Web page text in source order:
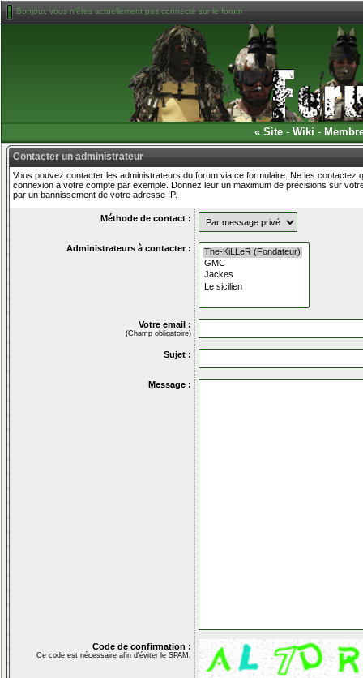
Bonjour, vous n'êtes actuellement pas connecté sur le forum
« Site - Wiki -
Contacter un administrateur
Vous pouvez contacter les administrateurs du forum via ce formulaire. Ne les
connexion à votre compte par exemple. Donnez leur un maximum de précisions sur
par un bannissement de votre adresse IP.
Méthode de contact :
Administrateurs à contacter :
Votre email :
(Champ obligatoire)
Sujet :
Message :
Code de confirmation :
Ce code est nécessaire afin d'éviter le SPAM.